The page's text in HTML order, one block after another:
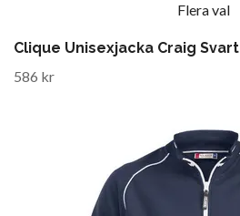
Flera val
Clique Unisexjacka Craig Svart
586 kr